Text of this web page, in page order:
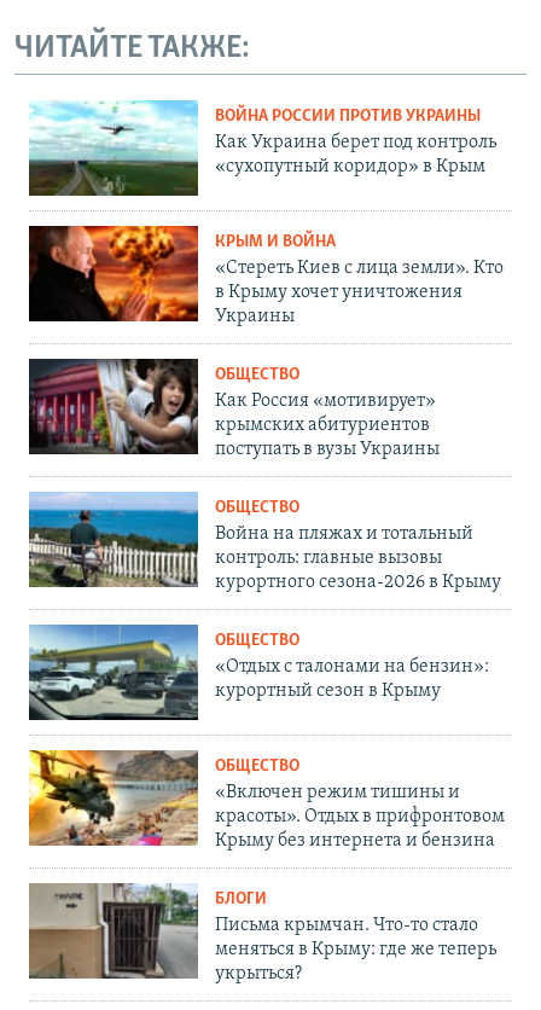
ЧИТАЙТЕ ТАКЖЕ:
ВОЙНА РОССИИ ПРОТИВ УКРАИНЫ
Как Украина берет под контроль
«сухопутный коридор» в Крым
КРЫМ И ВОЙНА
«Стереть Киев с лица земли». Кто
в Крыму хочет уничтожения
Украины
ОБЩЕСТВО
Как Россия «мотивирует»
крымских абитуриентов
поступать в вузы Украины
ОБЩЕСТВО
Война на пляжах и тотальный
контроль: главные вызовы
курортного сезона-2026 в Крыму
ОБЩЕСТВО
«Отдых с талонами на бензин»:
курортный сезон в Крыму
ОБЩЕСТВО
«Включен режим тишины и
красоты». Отдых в прифронтовом
Крыму без интернета и бензина
БЛОГИ
Письма крымчан. Что-то стало
меняться в Крыму: где же теперь
укрыться?